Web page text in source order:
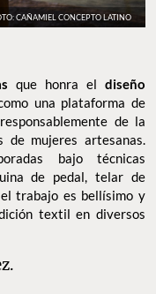
CAÑAMIEL CONCEPTO LATINO
que honra eldiseño
una plataforma de
de la
de mujeres artesanas.
bajo técnicas
de pedal, telar de
trabajo es bellísimo y
textil en diversos